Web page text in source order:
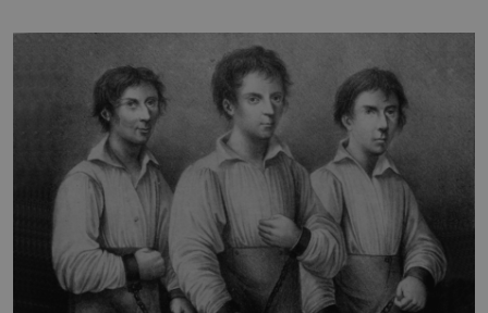
bez které si českou zahradu ani nedokážeme představit.